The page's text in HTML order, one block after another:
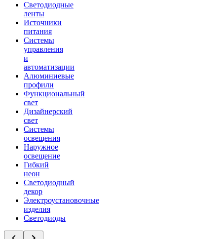
Светодиодные
ленты
Источники
питания
Системы
управления
и
автоматизации
Алюминиевые
профили
Функциональный
свет
Дизайнерский
свет
Системы
освещения
Наружное
освещение
Гибкий
неон
Светодиодный
декор
Электроустановочные
изделия
Светодиоды